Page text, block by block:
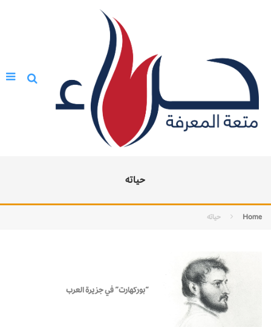
حياته
Home حياته
“بوركهارت” في جزيرة العرب